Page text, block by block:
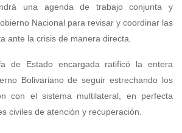
una agenda de trabajo conjunta y
Nacional para revisar y coordinar las
ante la crisis de manera directa.
de Estado encargada ratificó la entera
Bolivariano de seguir estrechando los
con el sistema multilateral, en perfecta
civiles de atención y recuperación.